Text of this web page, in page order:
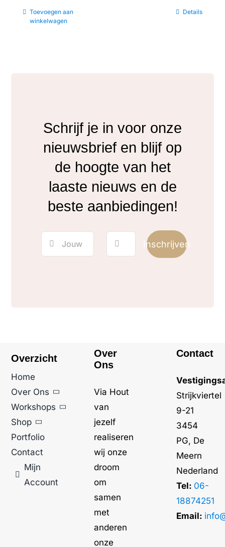
Toevoegen aan
winkelwagen
Details
Schrijf je in voor onze
nieuwsbrief en blijf op
de hoogte van het
laaste nieuws en de
beste aanbiedingen!
Inschrijven
Overzicht
Home
Over Ons
Workshops
Shop
Portfolio
Contact
Mijn
Account
Over
Ons
Via Hout
van
jezelf
realiseren
wij onze
droom
om
samen
met
anderen
onze
Contact
Strijkviertel
9-21
3454
PG, De
Meern
Nederland
Tel: 06-
18874251
Email: